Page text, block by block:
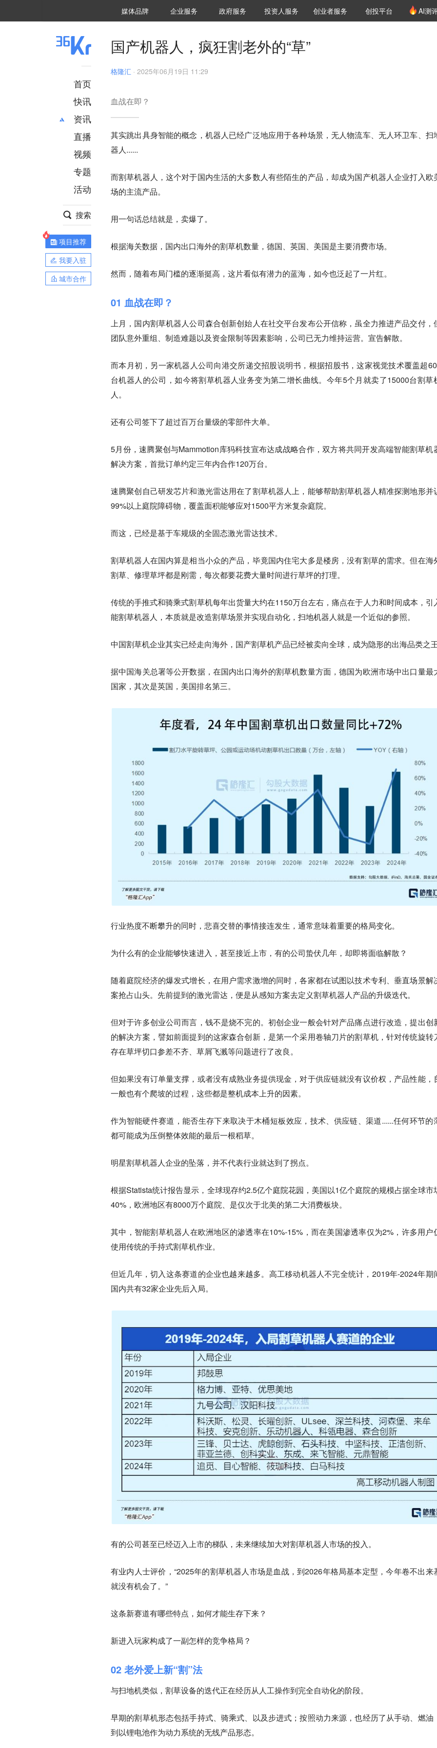
媒体品牌 36Kr研究院
企业服务 城市之窗
政府服务 VClub投资机构库
投资机构职位推介
投资人服务 创投氪堂
创业者服务 创投平台 AI测
首页
快讯
资讯
推荐
财经
项目推荐
安徽
直播
视频
专题
活动
搜索
项目推荐
我要入驻
城市合作
国产机器人，疯狂割老外的“草”
格隆汇 · 2025年06月19日 11:29
血战在即？
其实跳出具身智能的概念，机器人已经广泛地应用于各种场景，无人物流车、无人环卫车、扫
器人......
而割草机器人，这个对于国内生活的大多数人有些陌生的产品，却成为国产机器人企业打入欧
场的主流产品。
用一句话总结就是， 卖爆了。
根据海关数据，国内出口海外的割草机数量，德国、英国、美国是主要消费市场。
然而，随着布局门槛的逐渐挺高，这片看似有潜力的蓝海，如今也泛起了一片红。
01 血战在即？
上月，国内割草机器人公司森合创新创始人在社交平台发布公开信称，虽全力推进产品交付，
团队意外重组、制造难题以及资金限制等因素影响，公司已无力维持运营。宣告解散。
而本月初，另一家机器人公司向港交所递交招股说明书，根据招股书，这家视觉技术覆盖超
台机器人的公司，如今将割草机器人业务变为第二增长曲线。今年5个月就卖了15000台割草
人。
还有公司签下了超过百万台量级的零部件大单。
5月份，速腾聚创与Mammotion库犸科技宣布达成战略合作，双方将共同开发高端智能割草机
解决方案，首批订单约定三年内合作120万台。
速腾聚创自己研发芯片和激光雷达用在了割草机器人上，能够帮助割草机器人精准探测地形并
99%以上庭院障碍物，覆盖面积能够应对1500平方米复杂庭院。
而这，已经是基于车规级的全固态激光雷达技术。
割草机器人在国内算是相当小众的产品，毕竟国内住宅大多是楼房，没有割草的需求。但在海
割草、修理草坪都是刚需，每次都要花费大量时间进行草坪的打理。
传统的手推式和骑乘式割草机每年出货量大约在1150万台左右，痛点在于人力和时间成本，引
能割草机器人，本质就是改造割草场景并实现自动化，扫地机器人就是一个近似的参照。
中国割草机企业其实已经走向海外，国产割草机产品已经被卖向全球，成为隐形的出海品类之
据中国海关总署等公开数据，在国内出口海外的割草机数量方面，德国为欧洲市场中出口量最
国家，其次是英国，美国排名第三。
行业热度不断攀升的同时，悲喜交替的事情接连发生，通常意味着重要的格局变化。
为什么有的企业能够快速进入，甚至接近上市，有的公司蛰伏几年，却即将面临解散？
随着庭院经济的爆发式增长，在用户需求激增的同时，各家都在试图以技术专利、垂直场景解
案抢占山头。先前提到的激光雷达，便是从感知方案去定义割草机器人产品的升级迭代。
但对于许多创业公司而言，钱不是烧不完的。初创企业一般会针对产品痛点进行改造，提出创
的解决方案，譬如前面提到的这家森合创新，是第一个采用卷轴刀片的割草机，针对传统旋转
存在草坪切口参差不齐、草屑飞溅等问题进行了改良。
但如果没有订单量支撑，或者没有成熟业务提供现金，对于供应链就没有议价权，产品性能，
一般也有个爬坡的过程，这些都是整机成本上升的因素。
作为智能硬件赛道，能否生存下来取决于木桶短板效应，技术、供应链、渠道......任何环节的
都可能成为压倒整体效能的最后一根稻草。
明星割草机器人企业的坠落，并不代表行业就达到了拐点。
根据Statista统计报告显示，全球现存约2.5亿个庭院花园，美国以1亿个庭院的规模占据全球市
40%，欧洲地区有8000万个庭院、是仅次于北美的第二大消费板块。
其中，智能割草机器人在欧洲地区的渗透率在10%-15%，而在美国渗透率仅为2%，许多用户
使用传统的手持式割草机作业。
但近几年，切入这条赛道的企业也越来越多。高工移动机器人不完全统计，2019年-2024年期
国内共有32家企业先后入局。
有的公司甚至已经迈入上市的梯队，未来继续加大对割草机器人市场的投入。
有业内人士评价，“2025年的割草机器人市场是血战，到2026年格局基本定型，今年卷不出来
就没有机会了。”
这条新赛道有哪些特点，如何才能生存下来？
新进入玩家构成了一副怎样的竞争格局？
02 老外爱上新“割”法
与扫地机类似，割草设备的迭代正在经历从人工操作到完全自动化的阶段。
早期的割草机形态包括手持式、骑乘式、以及步进式；按照动力来源，也经历了从手动、燃油
到以锂电池作为动力系统的无线产品形态。